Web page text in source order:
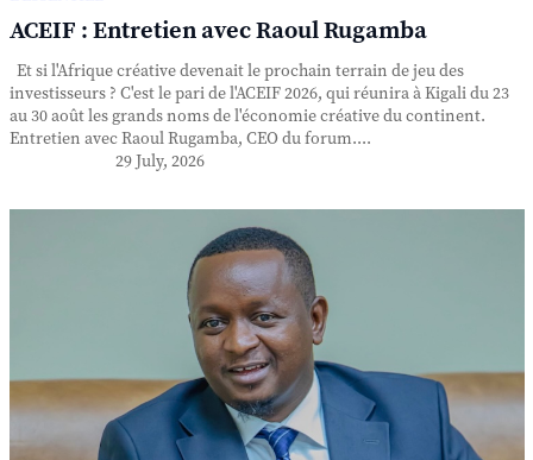
ACEIF : Entretien avec Raoul Rugamba
Et si l'Afrique créative devenait le prochain terrain de jeu des
investisseurs ? C'est le pari de l'ACEIF 2026, qui réunira à Kigali du 23
au 30 août les grands noms de l'économie créative du continent.
Entretien avec Raoul Rugamba, CEO du forum....
29 July, 2026